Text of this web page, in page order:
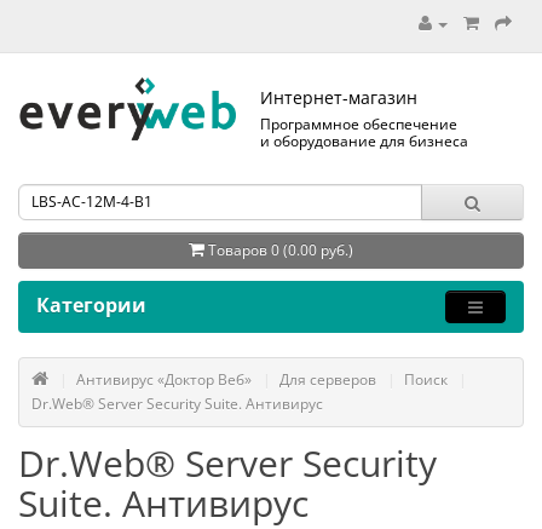
Интернет-магазин
Программное обеспечение
и оборудование для бизнеса
Товаров 0 (0.00 руб.)
Категории
Антивирус «Доктор Веб» Для серверов
Поиск
Dr.Web® Server Security Suite. Антивирус
Dr.Web® Server Security
Suite. Антивирус